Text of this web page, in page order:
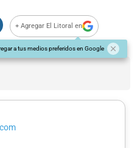
+ Agregar El Litoral en
a tus medios preferidos en Google